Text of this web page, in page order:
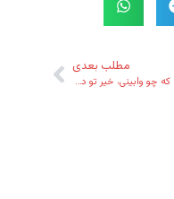
مطلب بعدی
…شاید که چو وابینی، خیر تو در این باشد